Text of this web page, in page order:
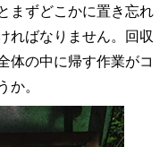
まずどこかに置き忘れ
ればなりません。回収
体の中に帰す作業がコ
。